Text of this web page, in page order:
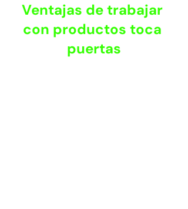
Ventajas de trabajar
con productos toca
puertas